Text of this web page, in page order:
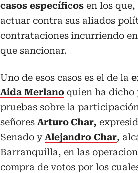
casos específicos en los
actuar contra sus aliados
contrataciones incurriendo
que sancionar.
Uno de esos casos es el de la
Aida Merlano quien ha dicho
pruebas sobre la
señores Arturo Char,
Senado yAlejandro Char,
Barranquilla, en las
compra de votos por los